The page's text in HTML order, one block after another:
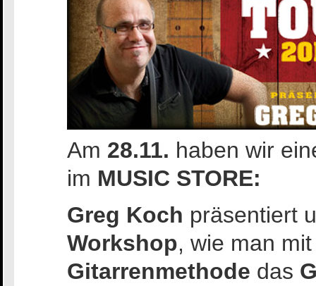
Am 28.11. haben wir
im MUSIC STORE:
Greg Koch präsentiert
Workshop, wie man
Gitarrenmethode das